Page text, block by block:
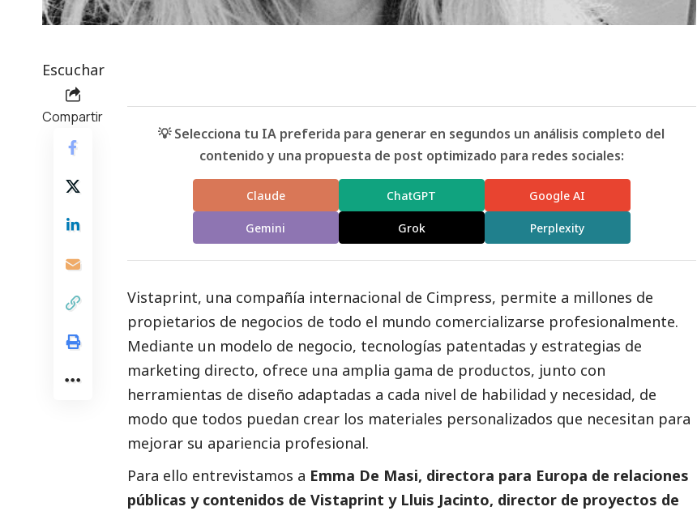
Escuchar
Compartir
💡 Selecciona tu IA preferida para generar en segundos un análisis completo del
contenido y una propuesta de post optimizado para redes sociales:
Claude ChatGPT Google AI
Gemini Grok Perplexity
Vistaprint, una compañía internacional de Cimpress, permite a millones de
propietarios de negocios de todo el mundo comercializarse profesionalmente.
Mediante un modelo de negocio, tecnologías patentadas y estrategias de
marketing directo, ofrece una amplia gama de productos, junto con
herramientas de diseño adaptadas a cada nivel de habilidad y necesidad, de
modo que todos puedan crear los materiales personalizados que necesitan para
mejorar su apariencia profesional.
Para ello entrevistamos a Emma De Masi, directora para Europa de relaciones
públicas y contenidos de Vistaprint y Lluis Jacinto, director de proyectos de